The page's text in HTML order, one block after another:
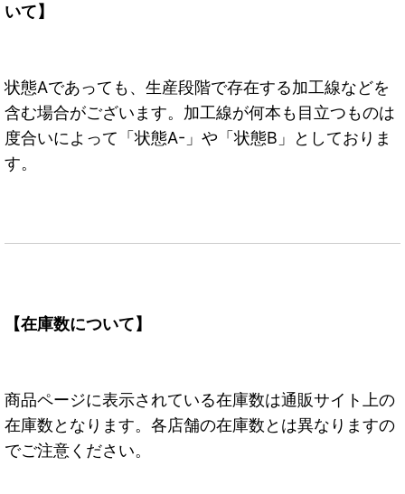
いて】
状態Aであっても、生産段階で存在する加工線などを
含む場合がございます。加工線が何本も目立つものは
度合いによって「状態A-」や「状態B」としておりま
す。
【在庫数について】
商品ページに表示されている在庫数は通販サイト上の
在庫数となります。各店舗の在庫数とは異なりますの
でご注意ください。